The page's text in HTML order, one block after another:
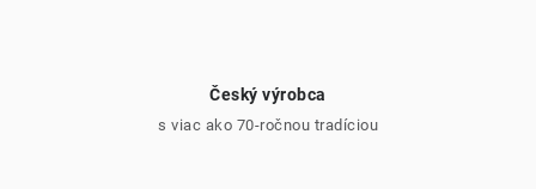
Český výrobca
s viac ako 70-ročnou tradíciou